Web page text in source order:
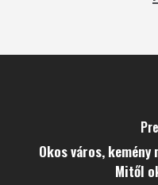
Okos város,
Mitől